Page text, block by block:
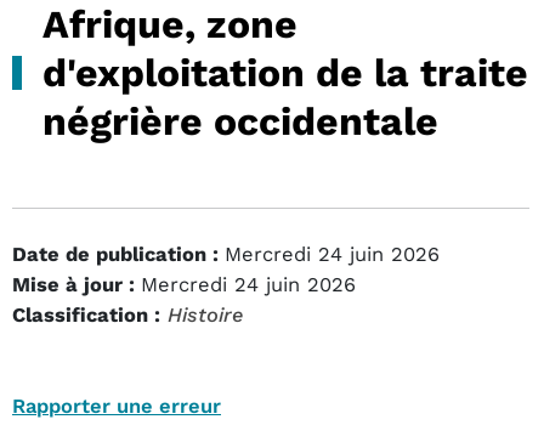
Afrique, zone
d'exploitation de la traite
négrière occidentale
Date de publication : Mercredi 24 juin 2026
Mise à jour : Mercredi 24 juin 2026
Classification : Histoire
Rapporter une erreur